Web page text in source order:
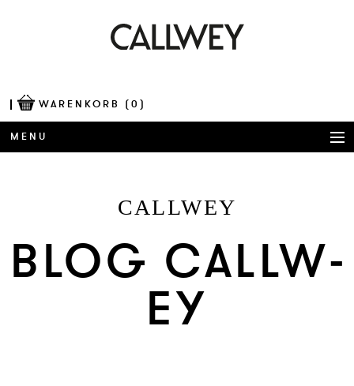
WARENKORB (0)
MENU
AWARDS
BEST OF ARCHITECTURE
CORPORATE PUBLISHING
BLOG
CALLWEY
BLOG CALL­W­
EY